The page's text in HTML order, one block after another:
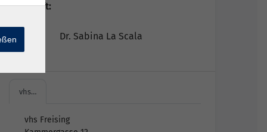
Lehrkraft:
Dr. Sabina La Scala
vhs…
vhs Freising